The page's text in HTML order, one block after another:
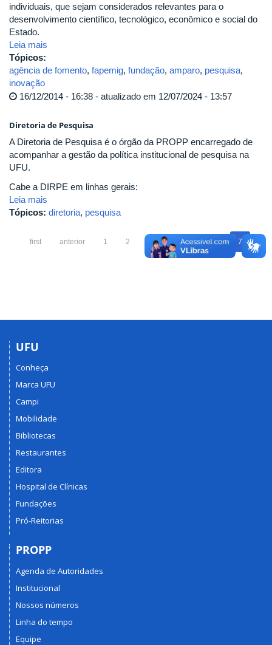
individuais, que sejam considerados relevantes para o
desenvolvimento científico, tecnológico, econômico e social do
Estado.
Leia mais
Tópicos:
agência de fomento, fapemig, fundação, amparo, pesquisa,
inovação
16/12/2014 - 16:38 - atualizado em 12/07/2024 - 13:57
Diretoria de Pesquisa
A Diretoria de Pesquisa é o órgão da PROPP encarregado de
acompanhar a gestão da política institucional de pesquisa na
UFU.
Cabe a DIRPE em linhas gerais:
Leia mais
Tópicos: diretoria, pesquisa
first anterior 1 2 4 5 6 7
UFU
Conheça
Marca UFU
Campi
Mobilidade
Bibliotecas
Restaurantes
Editora
Hospital de Clínicas
Fundações
Pró-Reitorias
PROPP
Agenda de Autoridades
Institucional
Nossos números
Linha do tempo
Equipe